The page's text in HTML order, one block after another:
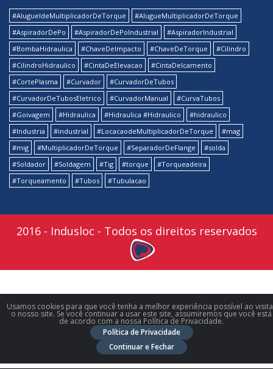
#AlugueldeMultiplicadorDeTorque
#AlugueMultiplicadorDeTorque
#AspiradorDePo
#AspiradorDePoIndustrial
#AspiradorIndustrial
#BombaHidraulica
#ChaveDeImpacto #ChaveDeTorque
#Cilindro
#CilindroHidraulico
#CintaDeElevacao
#CintaDeIcamento
#CortePlasma
#Curvador
#CurvadorDeTubos
#CurvadorDeTubosEletrico
#CurvadorManual
#CurvaTubos
#Goivagem
#Hidraulica #Hidraulica #Hidraulico
#hidraulico
#Industria
#industrial #LocacaodeMultiplicadorDeTorque
#mag
#mig
#MultiplicadorDeTorque #SeparadorDeFlange
#solda
#Soldador
#Soldagem #Tig #torque
#Torqueadeira
#Torqueamento
#Tubos #Tubulacao
2016 - Indusloc - Todos os direitos reservados
Usamos cookies para que você tenha a melhor experiência possível ao
o nosso site. Se você continuar a usar este site, assumiremos que você está
de acordo com a nossa Política de Privacidade.
Política de Privacidade
Continuar e Fechar